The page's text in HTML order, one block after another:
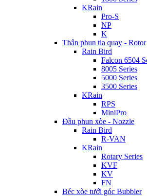
KRain
Pro-S
NP
K
Thân phun tia quay - Rotor
Rain Bird
Falcon 6504
8005 Series
5000 Series
3500 Series
KRain
RPS
MiniPro
Đầu phun xòe - Nozzle
Rain Bird
R-VAN
KRain
Rotary Series
KVF
KV
FN
Béc xòe tưới góc Bubbler